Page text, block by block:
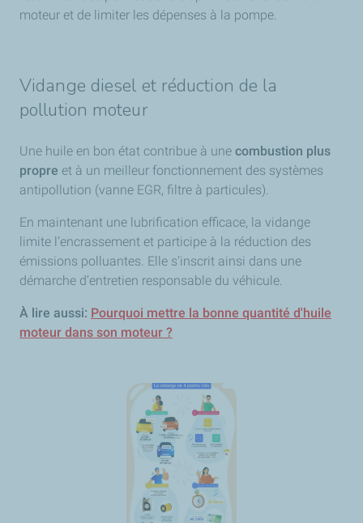
moteur et de limiter les dépenses à la pompe.
Vidange diesel et réduction de la
pollution moteur
Une huile en bon état contribue à une combustion plus
propre et à un meilleur fonctionnement des systèmes
antipollution (vanne EGR, filtre à particules).
En maintenant une lubrification efficace, la vidange
limite l’encrassement et participe à la réduction des
émissions polluantes. Elle s’inscrit ainsi dans une
démarche d’entretien responsable du véhicule.
À lire aussi: Pourquoi mettre la bonne quantité d'huile
moteur dans son moteur ?